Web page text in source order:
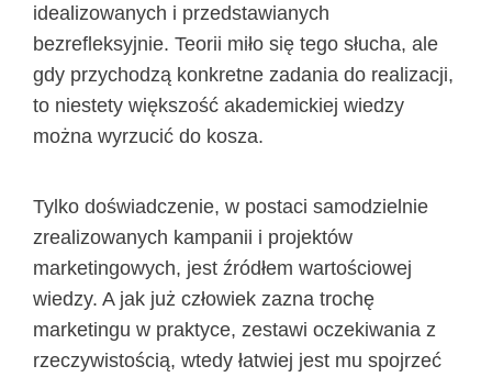
idealizowanych i przedstawianych
bezrefleksyjnie. Teorii miło się tego słucha, ale
gdy przychodzą konkretne zadania do realizacji,
to niestety większość akademickiej wiedzy
można wyrzucić do kosza.
Tylko doświadczenie, w postaci samodzielnie
zrealizowanych kampanii i projektów
marketingowych, jest źródłem wartościowej
wiedzy. A jak już człowiek zazna trochę
marketingu w praktyce, zestawi oczekiwania z
rzeczywistością, wtedy łatwiej jest mu spojrzeć